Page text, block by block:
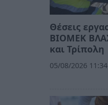
Θέσεις
ΒΙΟΜΕΚ
και Τρίπολη
05/08/2026 11:34